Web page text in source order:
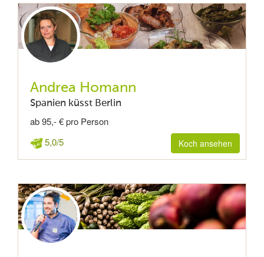
Andrea Homann
Spanien küsst Berlin
ab 95,- € pro Person
5,0/5
Koch ansehen